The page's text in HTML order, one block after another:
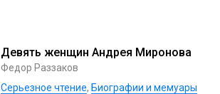
Девять женщин Андрея Миронова
Федор Раззаков
Серьезное чтение, Биографии и мемуары